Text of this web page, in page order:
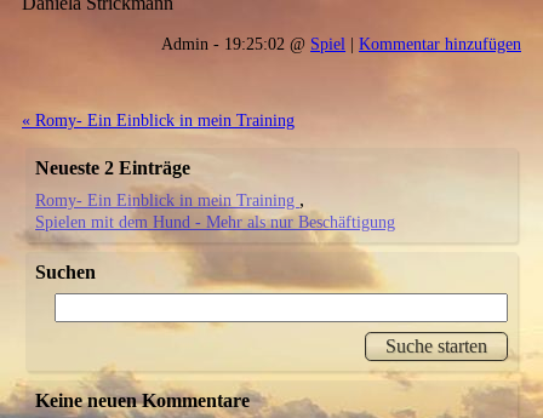
Admin - 19:25:02 @ Spiel |Kommentar hinzufügen
« Romy- Ein Einblick in mein Training
Neueste 2 Einträge
Romy- Ein Einblick in mein Training
Spielen mit dem Hund - Mehr als nur Beschäftigung
Suchen
Keine neuen Kommentare